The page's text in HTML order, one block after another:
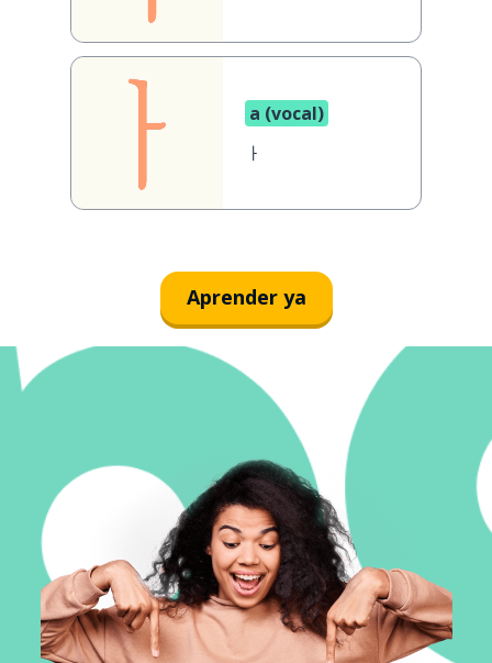
a (vocal)
ㅏ
Aprender ya